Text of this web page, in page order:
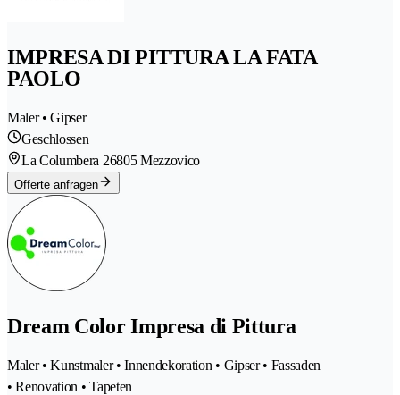
IMPRESA DI PITTURA LA FATA
PAOLO
Maler • Gipser
Geschlossen
La Columbera 26805 Mezzovico
Offerte anfragen
Dream Color Impresa di Pittura
Maler • Kunstmaler • Innendekoration • Gipser • Fassaden
• Renovation • Tapeten